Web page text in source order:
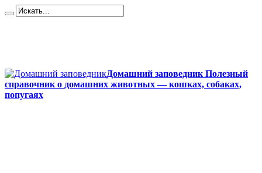
Домашний заповедник Полезный
справочник о домашних животных — кошках, собаках,
попугаях